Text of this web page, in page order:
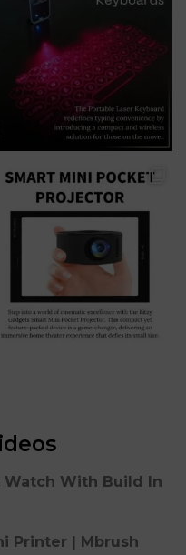
Watch With Build In
Printer | Mbrush